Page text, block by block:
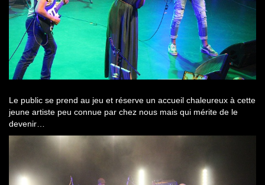
Le public se prend au jeu et réserve un accueil chaleureux à cette
jeune artiste peu connue par chez nous mais qui mérite de le
devenir…